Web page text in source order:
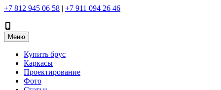
+7 812 945 06 58 | +7 911 094 26 46
Меню
Купить брус
Каркасы
Проектирование
Фото